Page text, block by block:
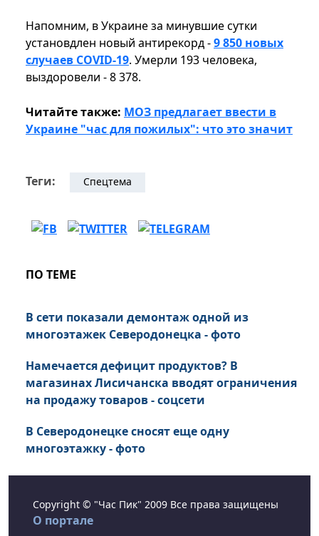
Напомним, в Украине за минувшие сутки
установдлен новый антирекорд -9 850 новых
случаев COVID-19. Умерли 193 человека,
выздоровели - 8 378.
Читайте также: МОЗ предлагает ввести в
Украине "час для пожилых": что это значит
Теги: Спецтема
ПО ТЕМЕ
В сети показали демонтаж одной из
многоэтажек Северодонецка - фото
Намечается дефицит продуктов? В
магазинах Лисичанска вводят ограничения
на продажу товаров - соцсети
В Северодонецке сносят еще одну
многоэтажку - фото
Copyright © "Час Пик" 2009 Все права защищены
О портале